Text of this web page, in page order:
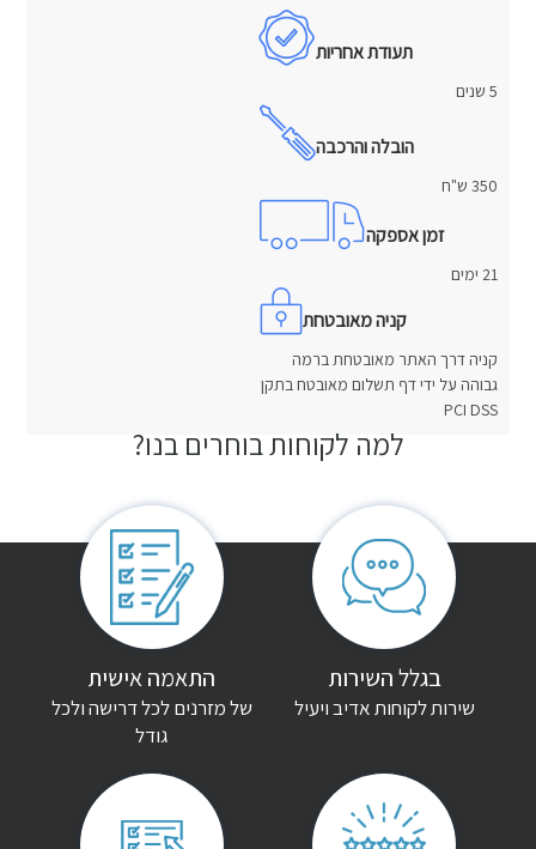
תעודת אחריות
5 שנים
הובלה והרכבה
350 ש"ח
זמן אספקה
21 ימים
קניה מאובטחת
קניה דרך האתר מאובטחת ברמה
גבוהה על ידי דף תשלום מאובטח בתקן
PCI DSS
אין עדיין חוות דעת.
היה הראשון לכתוב סקירה “מיטה מעץ מלא אגם”
האימייל לא יוצג באתר.
שדות החובה מסומנים
למה לקוחות בוחרים בנו?
בגלל השירות
שירות לקוחות אדיב ויעיל
התאמה אישית
של מזרנים לכל דרישה ולכל
גודל